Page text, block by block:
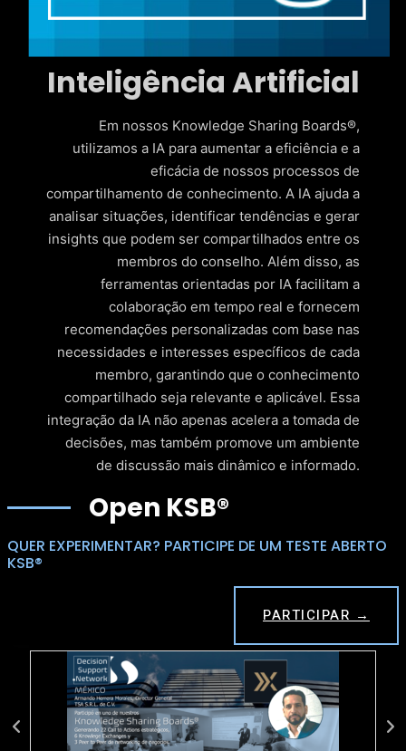
Inteligência Artificial
Em nossos Knowledge Sharing Boards®,
utilizamos a IA para aumentar a eficiência e a
eficácia de nossos processos de
compartilhamento de conhecimento. A IA ajuda a
analisar situações, identificar tendências e gerar
insights que podem ser compartilhados entre os
membros do conselho. Além disso, as
ferramentas orientadas por IA facilitam a
colaboração em tempo real e fornecem
recomendações personalizadas com base nas
necessidades e interesses específicos de cada
membro, garantindo que o conhecimento
compartilhado seja relevante e aplicável. Essa
integração da IA não apenas acelera a tomada de
decisões, mas também promove um ambiente
de discussão mais dinâmico e informado.
Open KSB®
QUER EXPERIMENTAR? PARTICIPE DE UM TESTE ABERTO
KSB®
PARTICIPAR →